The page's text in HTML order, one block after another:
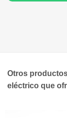
Otros
eléctrico que